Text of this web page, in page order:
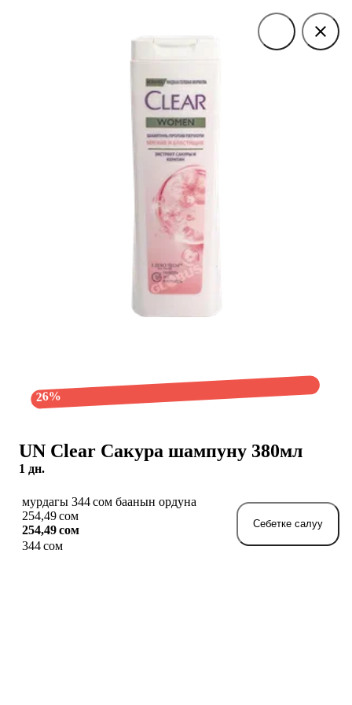
UN Clear Сакура шампуну 380мл
1 дн.
26%
мурдагы 344 сом баанын ордуна
254,49 сом
254,49 сом
344 сом
Себетке салуу